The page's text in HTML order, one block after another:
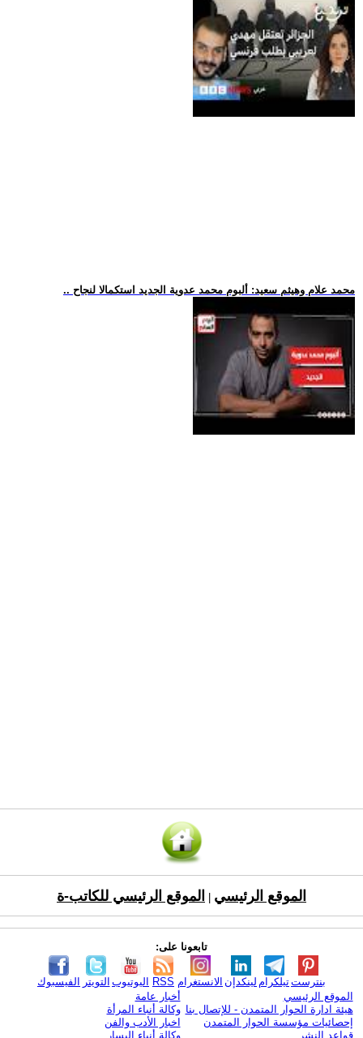
.. محمد علام وهيثم سعيد: ألبوم محمد عدوية الجديد استكمالا لنجاح
الموقع الرئيسي الموقع الرئيسي للكاتب-ة
تابعونا على:
الفيسبوك التويتر اليوتيوب RSS الانستغرام لينكدإن تيلكرامبنترست
الموقع الرئيسي
هيئة ادارة الحوار المتمدن - للإتصال بنا
إحصائيات مؤسسة الحوار المتمدن
قواعد النشر
أخبار عامة
وكالة أنباء المرأة
اخبار الأدب والفن
وكالة أنباء اليسار